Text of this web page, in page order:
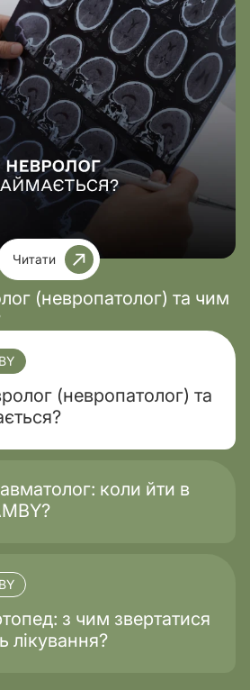
Читати
(невропатолог) та чим
(невропатолог) та
коли йти в
з чим звертатися
лікування?